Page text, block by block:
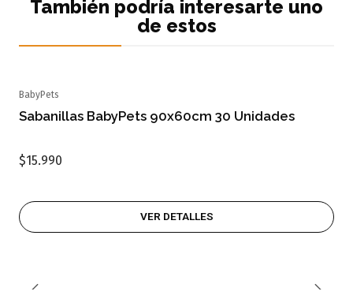
También podría interesarte uno
de estos
BabyPets
Sabanillas BabyPets 90x60cm 30 Unidades
$15.990
VER DETALLES